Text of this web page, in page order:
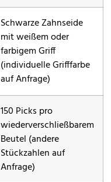
Schwarze Zahnseide
mit weißem oder
farbigem Griff
(individuelle Grifffarbe
auf Anfrage)
150 Picks pro
wiederverschließbarem
Beutel (andere
Stückzahlen auf
Anfrage)